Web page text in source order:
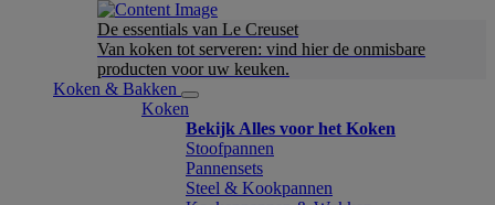
De essentials van Le Creuset
Van koken tot serveren: vind hier de onmisbare
producten voor uw keuken.
Koken & Bakken
Koken
Bekijk Alles voor het Koken
Stoofpannen
Pannensets
Steel & Kookpannen